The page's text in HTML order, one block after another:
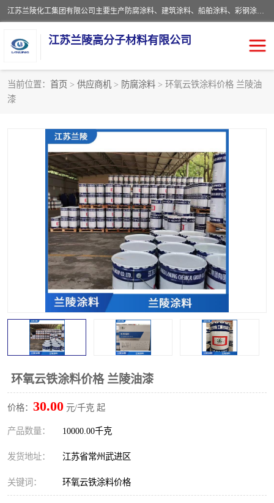
江苏兰陵化工集团有限公司主要生产防腐涂料、建筑涂料、船舶涂料、彩钢涂料、粉末涂料五大类产品，具备10 万吨年生产能力，可以提供优质精良的涂装施工服务，产品广销全国各地，大量出口亚非欧及拉美等国家。
江苏兰陵高分子材料有限公司
当前位置： 首页 > 供应商机 > 防腐涂料 > 环氧云铁涂料价格 兰陵油
漆
环氧云铁涂料价格 兰陵油漆
价格： 30.00 元/千克 起
产品数量： 10000.00千克
发货地址： 江苏省常州武进区
关键词： 环氧云铁涂料价格
地坪涂料 内外墙涂料
船舶涂料 风电专用涂料
彩钢涂料 粉末涂料
聚脲涂料 流体机械专用涂料
建筑涂料